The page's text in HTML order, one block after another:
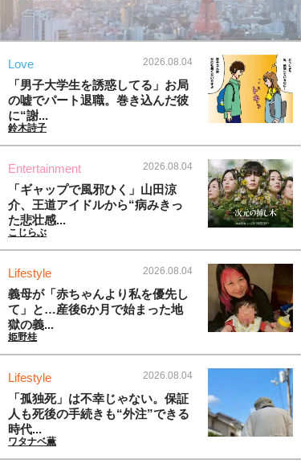
Love 2026.08.04
「男子大学生を誘惑してる」お局
の嘘でパート退職。巻き込んだ彼
に“謝...
鈴木詩子
Entertainment 2026.08.04
「ギャップで風邪ひく」山田涼
介、王道アイドルから“病みきっ
た悲壮感...
こじらぶ
Lifestyle 2026.08.04
義母が「赤ちゃんより私を優先し
て」と…産後6か月で始まった地
獄の義...
姫野桂
Lifestyle 2026.08.04
「孤独死」は不幸じゃない。保証
人も死後の手続きも“外注”できる
時代...
ワタナベ薫